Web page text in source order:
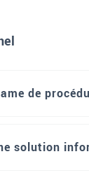
de
solution